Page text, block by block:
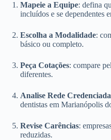
Mapeie a Equipe: defina
incluídos e se dependentes
Escolha a Modalidade:
básico ou completo.
Peça Cotações: compare
diferentes.
Analise Rede
dentistas em Marianópolis
Revise Carências:
reduzidas.